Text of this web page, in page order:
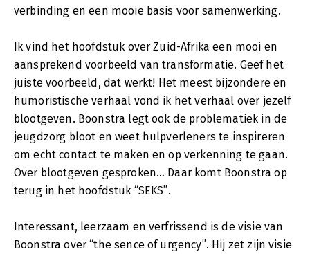
verbinding en een mooie basis voor samenwerking.
Ik vind het hoofdstuk over Zuid-Afrika een mooi en
aansprekend voorbeeld van transformatie. Geef het
juiste voorbeeld, dat werkt! Het meest bijzondere en
humoristische verhaal vond ik het verhaal over jezelf
blootgeven. Boonstra legt ook de problematiek in de
jeugdzorg bloot en weet hulpverleners te inspireren
om echt contact te maken en op verkenning te gaan.
Over blootgeven gesproken… Daar komt Boonstra op
terug in het hoofdstuk “SEKS”.
Interessant, leerzaam en verfrissend is de visie van
Boonstra over “the sence of urgency”. Hij zet zijn visie